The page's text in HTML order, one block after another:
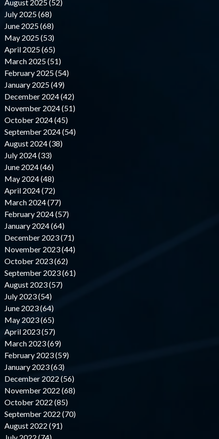
August 2025 (52)
July 2025 (68)
June 2025 (68)
May 2025 (53)
April 2025 (65)
March 2025 (51)
February 2025 (54)
January 2025 (49)
December 2024 (42)
November 2024 (51)
October 2024 (45)
September 2024 (54)
August 2024 (38)
July 2024 (33)
June 2024 (46)
May 2024 (48)
April 2024 (72)
March 2024 (77)
February 2024 (57)
January 2024 (64)
December 2023 (71)
November 2023 (44)
October 2023 (62)
September 2023 (61)
August 2023 (57)
July 2023 (54)
June 2023 (64)
May 2023 (65)
April 2023 (57)
March 2023 (69)
February 2023 (59)
January 2023 (63)
December 2022 (56)
November 2022 (68)
October 2022 (85)
September 2022 (70)
August 2022 (91)